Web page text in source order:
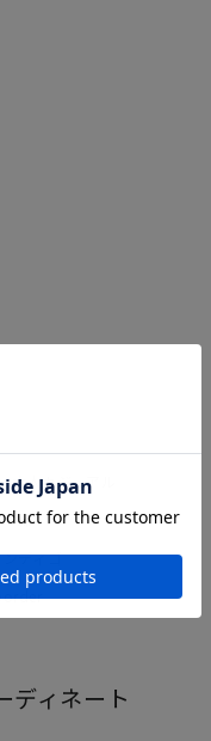
大人カジュアル
綿
ディゴ
ディネート